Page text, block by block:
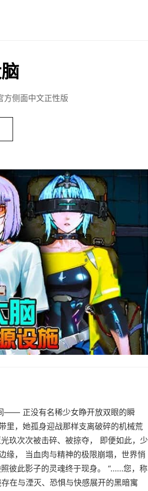
方侧面中文正性版
—— 正没有名稀少女睁开放双眼的瞬
里，她孤身迎战那样支离破碎的机械荒
玖次次被击碎、被掠夺， 即便如此，少
缘， 当血肉与精神的极限崩塌，世界悄
彼此影子的灵魂终于现身。 “……您，称
在与湮灭、恐惧与快感展开的黑暗寓